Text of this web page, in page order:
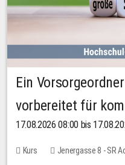
Ein
vorbereitet für
17.08.2026 08:00 bis
Kurs Jenergasse 8 - SR